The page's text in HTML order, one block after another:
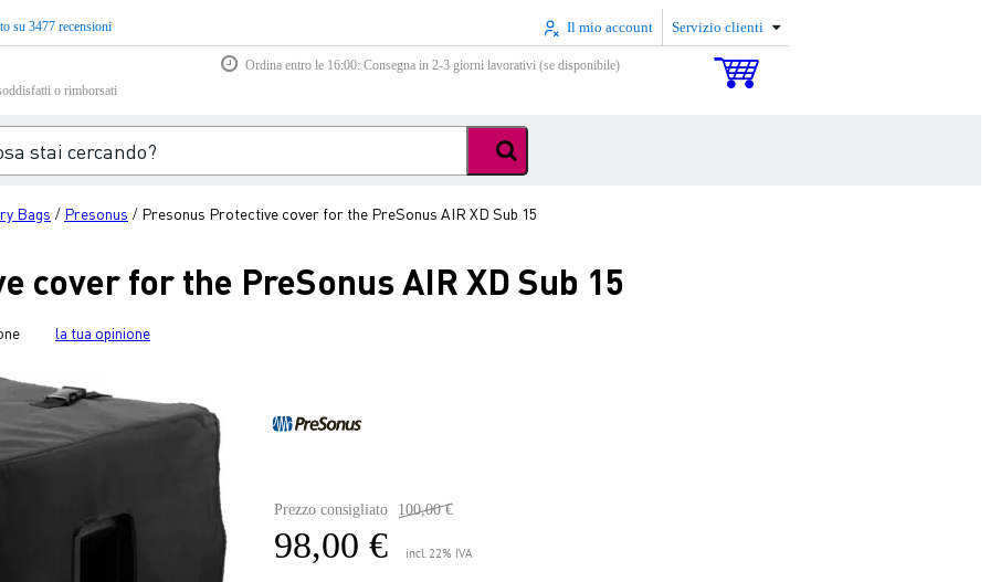
su 3477 recensioni Il mio account Servizio clienti
Ordina entro le 16:00: Consegna in 2-3 giorni lavorativi (se disponibile)
o rimborsati
Bags / Presonus / Presonus Protective cover for the PreSonus AIR XD Sub 15
cover for the PreSonus AIR XD Sub 15
la tua opinione
Prezzo consigliato 100,00 €
98,00 € incl. 22% IVA